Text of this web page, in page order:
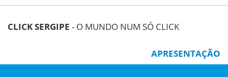
CLICK SERGIPE - O MUNDO NUM SÓ CLICK
APRESENTAÇÃO